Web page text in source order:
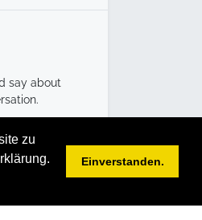
zu
Einverstanden.
say about